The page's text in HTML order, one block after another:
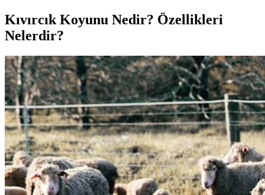
Kıvırcık Koyunu Nedir? Özellikleri
Nelerdir?